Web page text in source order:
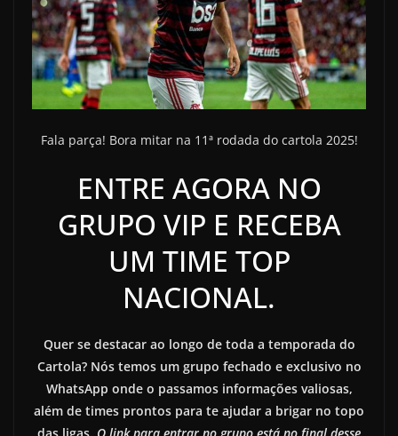
Fala parça! Bora mitar na 11ª rodada do cartola 2025!
ENTRE AGORA NO
GRUPO VIP E RECEBA
UM TIME TOP
NACIONAL.
Quer se destacar ao longo de toda a temporada do
Cartola? Nós temos um grupo fechado e exclusivo no
WhatsApp onde o passamos informações valiosas,
além de times prontos para te ajudar a brigar no topo